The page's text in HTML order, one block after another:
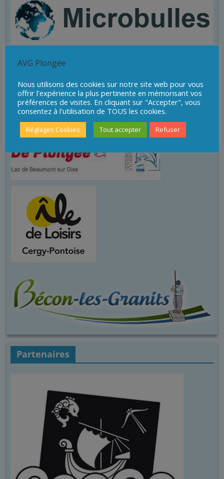
Sites de plongée
Partenaires
AVG Plongée
Nous utilisons des cookies sur notre site web pour vous
offrir l'expérience la plus pertinente en mémorisant vos
préférences de visites. En cliquant sur "Accepter", vous
consentez à l'utilisation de TOUS les cookies.
Réglages Cookies Tout accepter Refuser